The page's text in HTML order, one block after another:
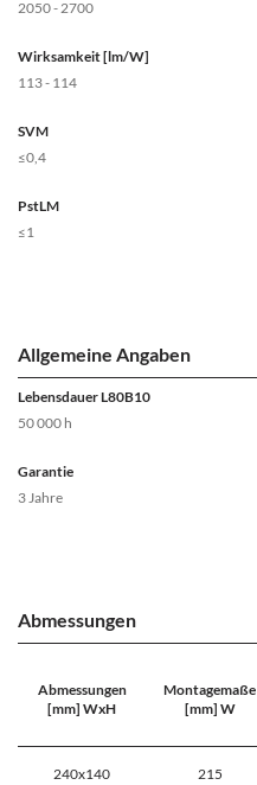
2050 - 2700
Wirksamkeit [lm/W]
113 - 114
SVM
≤0,4
PstLM
≤1
Allgemeine Angaben
Lebensdauer L80B10
50 000 h
Garantie
3 Jahre
Abmessungen
Abmessungen
[mm] WxH
Montagemaße
[mm] W
240x140 215